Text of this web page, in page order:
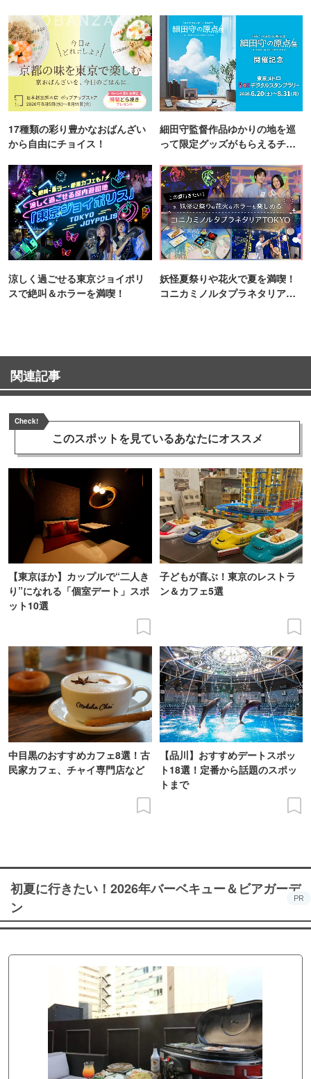
17種類の彩り豊かなおばんざい
から自由にチョイス！
細田守監督作品ゆかりの地を巡
って限定グッズがもらえるチャ
涼しく過ごせる東京ジョイポリ
スで絶叫＆ホラーを満喫！
妖怪夏祭りや花火で夏を満喫！
コニカミノルタプラネタリア
関連記事
Check!
このスポットを見ているあなたにオススメ
【東京ほか】カップルで“二人き
り”になれる「個室デート」スポ
ット10選
子どもが喜ぶ！東京のレストラ
ン＆カフェ5選
中目黒のおすすめカフェ8選！古
民家カフェ、チャイ専門店など
【品川】おすすめデートスポッ
ト18選！定番から話題のスポッ
トまで
初夏に行きたい！2026年バーベキュー＆ビアガーデ
ン
PR